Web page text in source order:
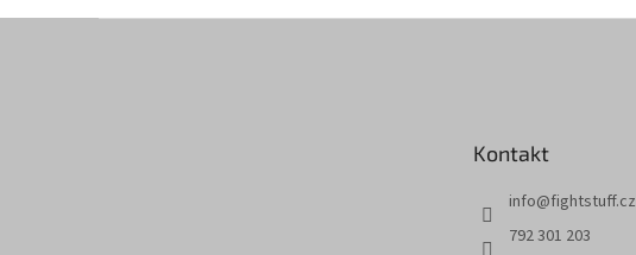
Kontakt
info@fightstuff.cz
792 301 203